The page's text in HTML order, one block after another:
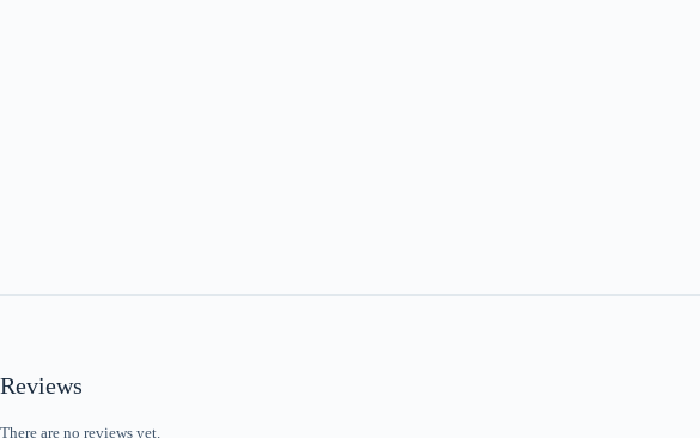
Reviews
There are no reviews yet.